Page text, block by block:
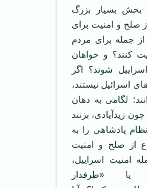
بخش بسیار بزرگ
صلح و امنیت برای
جمله برای مردم
کنند؟ و خواهان
شوند؟ اگر
اسرائیل نیستند،
لگامی به دهان
زیدآیادی، بزنند
پادشاهی را به
از صلح و امنیت
امنیت اسراییل،
یا «طرفدار